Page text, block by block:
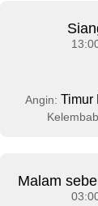
Angin: Timur
Malam